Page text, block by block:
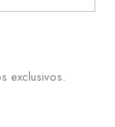
exclusivos.